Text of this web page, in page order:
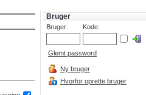
Bruger
Bruger: Kode:
Glemt password
Ny bruger
Hvorfor oprette bruger